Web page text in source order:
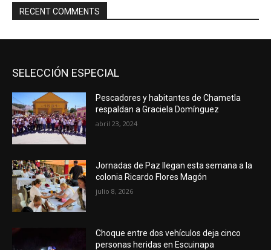
RECENT COMMENTS
SELECCIÓN ESPECIAL
Pescadores y habitantes de Chametla
respaldan a Graciela Domínguez
abril 23, 2024
Jornadas de Paz llegan esta semana a la
colonia Ricardo Flores Magón
julio 8, 2026
Choque entre dos vehículos deja cinco
personas heridas en Escuinapa